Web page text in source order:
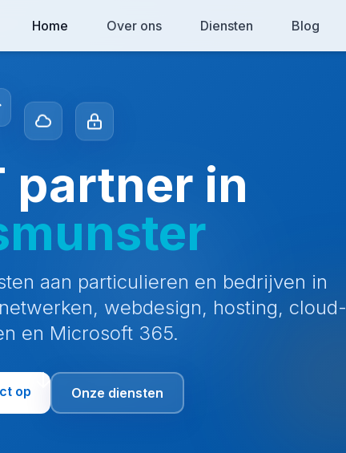
Home Over ons Diensten Blog
partner in
aan particulieren en bedrijven in
webdesign, hosting, cloud-
en Microsoft 365.
op Onze diensten